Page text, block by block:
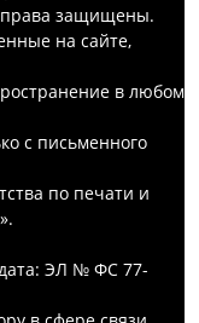
защищены.
на сайте,
в любом
с письменного
по печати и
ЭЛ № ФС 77-